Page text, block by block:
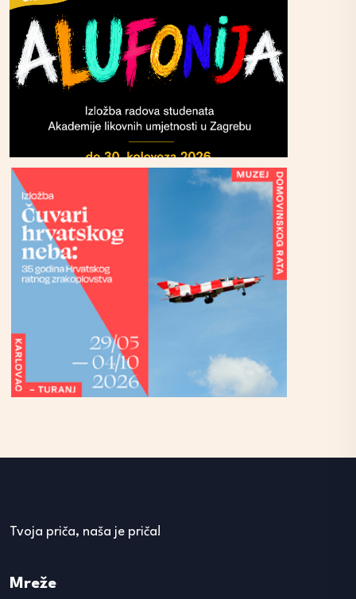
Tvoja priča, naša je priča!
Mreže